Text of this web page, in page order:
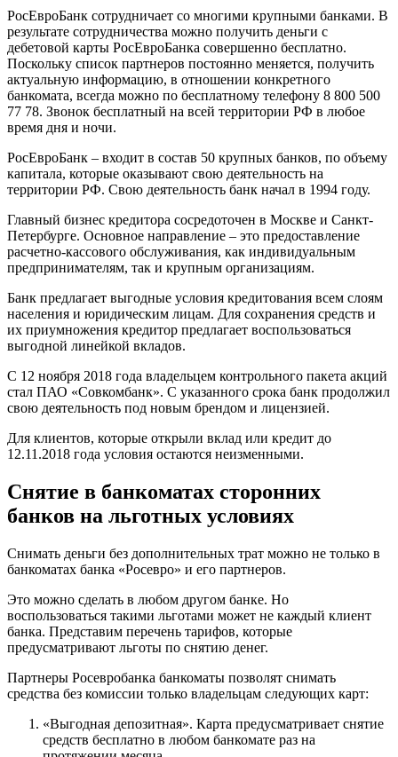
РосЕвроБанк сотрудничает со многими крупными банками. В
результате сотрудничества можно получить деньги с
дебетовой карты РосЕвроБанка совершенно бесплатно.
Поскольку список партнеров постоянно меняется, получить
актуальную информацию, в отношении конкретного
банкомата, всегда можно по бесплатному телефону 8 800 500
77 78. Звонок бесплатный на всей территории РФ в любое
время дня и ночи.
РосЕвроБанк – входит в состав 50 крупных банков, по объему
капитала, которые оказывают свою деятельность на
территории РФ. Свою деятельность банк начал в 1994 году.
Главный бизнес кредитора сосредоточен в Москве и Санкт-
Петербурге. Основное направление – это предоставление
расчетно-кассового обслуживания, как индивидуальным
предпринимателям, так и крупным организациям.
Банк предлагает выгодные условия кредитования всем слоям
населения и юридическим лицам. Для сохранения средств и
их приумножения кредитор предлагает воспользоваться
выгодной линейкой вкладов.
С 12 ноября 2018 года владельцем контрольного пакета акций
стал ПАО «Совкомбанк». С указанного срока банк продолжил
свою деятельность под новым брендом и лицензией.
Для клиентов, которые открыли вклад или кредит до
12.11.2018 года условия остаются неизменными.
Снятие в банкоматах сторонних
банков на льготных условиях
Снимать деньги без дополнительных трат можно не только в
банкоматах банка «Росевро» и его партнеров.
Это можно сделать в любом другом банке. Но
воспользоваться такими льготами может не каждый клиент
банка. Представим перечень тарифов, которые
предусматривают льготы по снятию денег.
Партнеры Росевробанка банкоматы позволят снимать
средства без комиссии только владельцам следующих карт:
«Выгодная депозитная». Карта предусматривает снятие
средств бесплатно в любом банкомате раз на